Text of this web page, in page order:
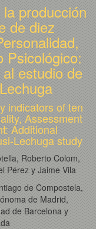
producción
de diez
Psicológico:
estudio de
indicators of ten
Assessment
Additional
Lechuga study
Roberto Colom,
Pérez y Jaime Vila
de Compostela,
de Madrid,
de Barcelona y